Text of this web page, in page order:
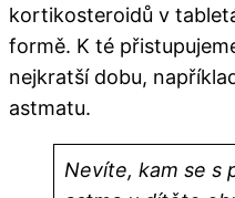
kortikosteroidů v
formě. K té
nejkratší dobu,
astmatu.
Nevíte, kam se s